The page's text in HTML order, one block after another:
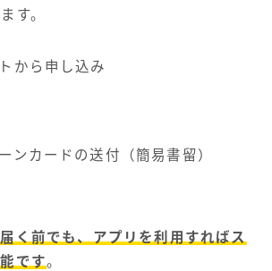
す。
から申し込み
ンカードの送付（簡易書留）
く前でも、アプリを利用すればス
です。